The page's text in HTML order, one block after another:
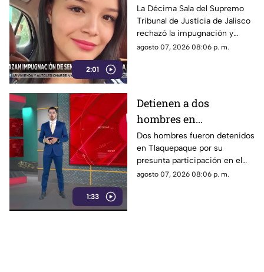
2:01
por el feminicidio de
Isis Urteaga
La Décima Sala del Supremo
Tribunal de Justicia de Jalisco
rechazó la impugnación y
confirmó la sentencia contra
agosto 07, 2026 08:06 p. m.
1:33
Detienen a dos
hombres en
Tlaquepaque por
presunto abuso y
maltrato animal contra
una perrita
Dos hombres fueron detenidos
en Tlaquepaque por su
presunta participación en el
abuso y maltrato de una
agosto 07, 2026 08:06 p. m.